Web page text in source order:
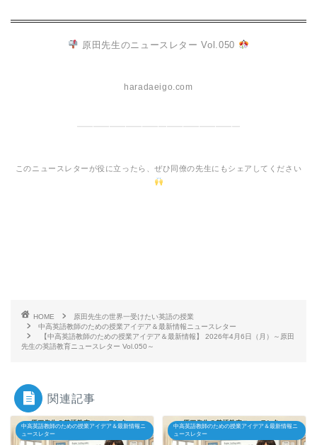
原田先生のニュースレター Vol.050
haradaeigo.com
━━━━━━━━━━━━━━━━━━━━
このニュースレターが役に立ったら、ぜひ同僚の先生にもシェアしてください
HOME
原田先生の世界一受けたい英語の授業
中高英語教師のための授業アイデア＆最新情報ニュースレター
【中高英語教師のための授業アイデア＆最新情報】 2026年4月6日（月）～原田
先生の英語教育ニュースレター Vol.050～
関連記事
中高英語教師のための授業アイデア＆最新情報ニ
ュースレター
中高英語教師のための授業アイデア＆最新情報ニ
ュースレター